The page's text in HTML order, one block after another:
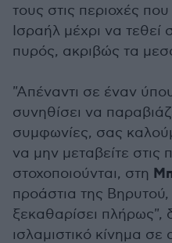
τους στις περιοχές
Ισραήλ μέχρι να
πυρός, ακριβώς τα
"Απέναντι σε έναν
συνηθίσει να
συμφωνίες, σας
να μην μεταβείτε στις
στοχοποιούνται, στη
προάστια της
ξεκαθαρίσει πλήρως",
ισλαμιστικό κίνημα